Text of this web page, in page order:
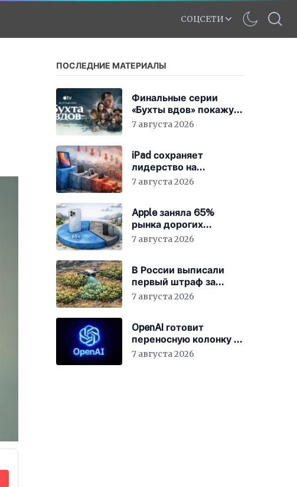
СОЦСЕТИ
ПОСЛЕДНИЕ МАТЕРИАЛЫ
Финальные серии
«Бухты вдов» покажут
в кинотеатрах
7 августа 2026
iPad сохраняет
лидерство на
стажирующем рынке
7 августа 2026
Apple заняла 65%
рынка дорогих
смартфонов
7 августа 2026
В России выписали
первый штраф за
борщевик с помощью
7 августа 2026
OpenAI готовит
переносную колонку за
$400
7 августа 2026